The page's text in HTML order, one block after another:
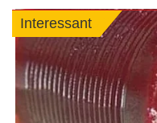
Interessant